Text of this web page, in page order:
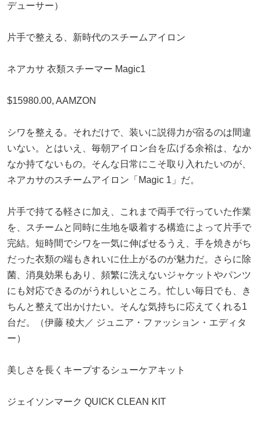
デューサー）
片手で整える、新時代のスチームアイロン
ネアカサ 衣類スチーマー Magic1
$15980.00, AAMZON
シワを整える。それだけで、装いに説得力が宿るのは間違
いない。とはいえ、毎朝アイロン台を広げる余裕は、なか
なか持てないもの。そんな日常にこそ取り入れたいのが、
ネアカサのスチームアイロン「Magic 1」だ。
片手で持てる軽さに加え、これまで両手で行っていた作業
を、スチームと同時に生地を吸着する構造によって片手で
完結。短時間でシワを一気に伸ばせるうえ、手を焼きがち
だった衣類の端もきれいに仕上がるのが魅力だ。さらに除
菌、消臭効果もあり、頻繁に洗えないジャケットやパンツ
にも対応できるのがうれしいところ。忙しい毎日でも、き
ちんと整えて出かけたい。そんな気持ちに応えてくれる1
台だ。（伊藤 稜大／ ジュニア・ファッション・エディタ
ー）
美しさを長くキープするシューケアキット
ジェイソンマーク QUICK CLEAN KIT